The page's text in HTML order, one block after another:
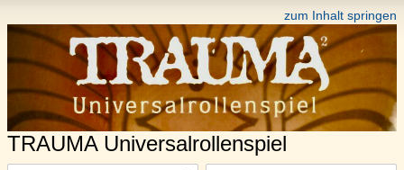
zum Inhalt springen
TRAUMA Universalrollenspiel